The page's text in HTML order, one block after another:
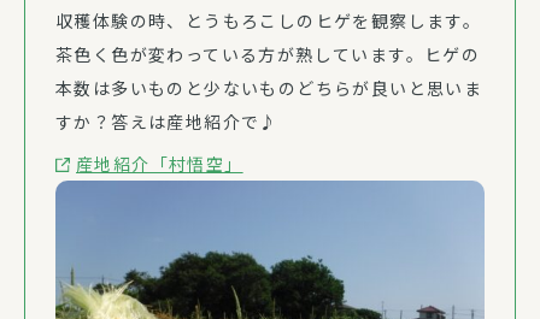
収穫体験の時、とうもろこしのヒゲを観察します。
茶色く色が変わっている方が熟しています。ヒゲの
本数は多いものと少ないものどちらが良いと思いま
すか？答えは産地紹介で♪
産地紹介「村悟空」